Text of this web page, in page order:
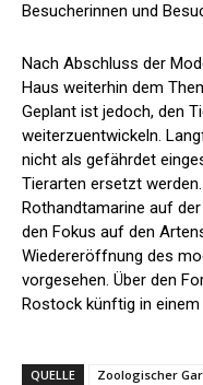
Besucherinnen und
Nach Abschluss der
Haus weiterhin dem
Geplant ist jedoch, den
weiterzuentwickeln.
nicht als gefährdet
Tierarten ersetzt
Rothandtamarine auf
den Fokus auf den
Wiedereröffnung des
vorgesehen. Über den
Rostock künftig in
QUELLE Zoologischer